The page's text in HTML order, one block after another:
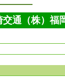
通（株）福